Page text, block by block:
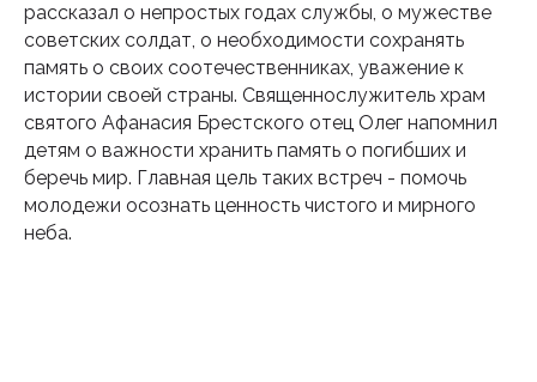
рассказал о непростых годах службы, о мужестве
советских солдат, о необходимости сохранять
память о своих соотечественниках, уважение к
истории своей страны. Священнослужитель храм
святого Афанасия Брестского отец Олег напомнил
детям о важности хранить память о погибших и
беречь мир. Главная цель таких встреч - помочь
молодежи осознать ценность чистого и мирного
неба.
Подпишитесь на наш
инстаграм